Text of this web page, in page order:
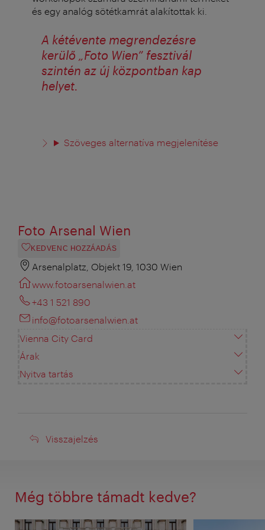
és egy analóg sötétkamrát alakítottak ki.
A kétévente megrendezésre
kerülő „Foto Wien” fesztivál
szintén az új központban kap
helyet.
Szöveges alternatíva megjelenítése
Foto Arsenal Wien
KEDVENC HOZZÁADÁS
Arsenalplatz, Objekt 19, 1030 Wien
www.fotoarsenalwien.at
+43 1 521 890
info@fotoarsenalwien.at
Vienna City Card
Árak
Nyitva tartás
Visszajelzés
Visszajelzés
Még többre támadt kedve?